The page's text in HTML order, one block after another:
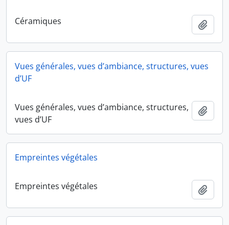
Céramiques
Vues générales, vues d’ambiance, structures, vues
d’UF
Vues générales, vues d’ambiance, structures,
vues d’UF
Empreintes végétales
Empreintes végétales